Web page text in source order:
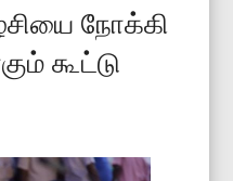
நோக்கி
கூட்டு